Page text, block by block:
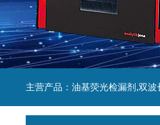
主营产品：油基荧光检漏剂,双